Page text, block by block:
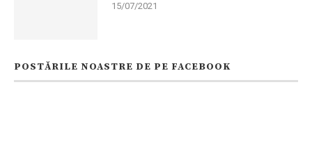
15/07/2021
POSTĂRILE NOASTRE DE PE FACEBOOK